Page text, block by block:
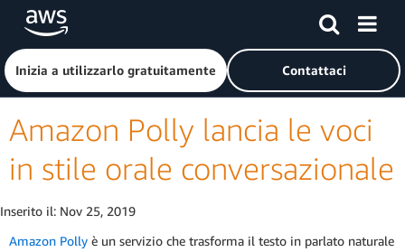
Passa al contenuto principale
Fai clic qui per tornare alla home page di Amazon Web
Inizia a utilizzarlo gratuitamente Contattaci
Amazon Polly lancia le voci
in stile orale conversazionale
Inserito il: Nov 25, 2019
Amazon Polly è un servizio che trasforma il testo in parlato naturale